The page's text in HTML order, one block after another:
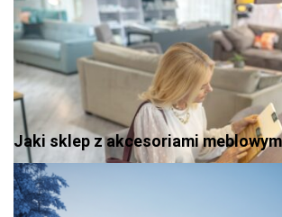
Jaki sklep z akcesoriami